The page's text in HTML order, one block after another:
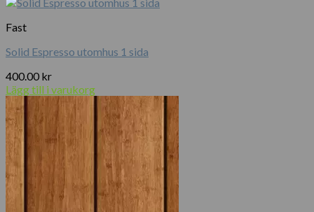
Fast
Solid Espresso utomhus 1 sida
400.00 kr
Lägg till i varukorg